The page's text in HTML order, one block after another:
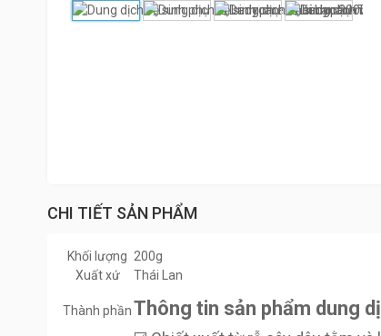
CHI TIẾT SẢN PHẨM
Khối lượng 200g
Xuất xứ
Thái Lan
Thành phầnThông tin sản phẩm dung